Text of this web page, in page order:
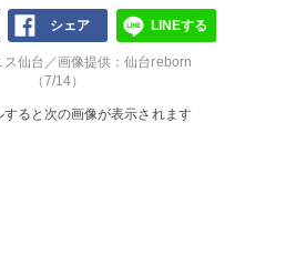
シェア LINEする
ス仙台／画像提供：仙台reborn
（7/14）
ると次の画像が表示されます